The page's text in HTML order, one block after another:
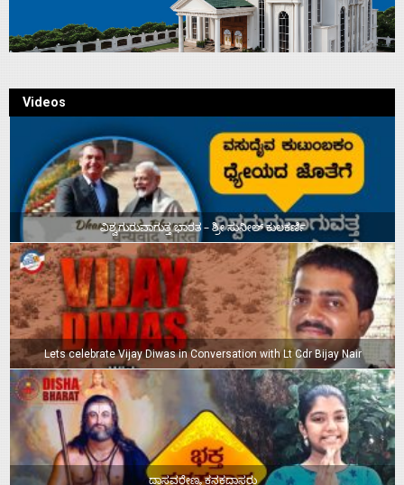
Videos
ವಿಶ್ವಗುರುವಾಗುತ್ತ ಭಾರತ – ಶ್ರೀ ಸುನೀಲ್‌ ಕುಲಕರ್ಣಿ
Lets celebrate Vijay Diwas in Conversation with Lt Cdr Bijay Nair
ದಾಸವರೇಣ್ಯ ಕನಕದಾಸರು